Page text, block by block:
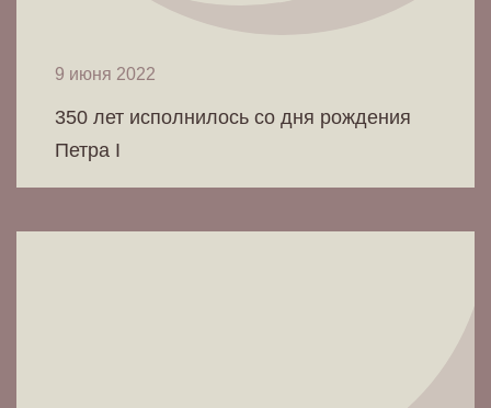
9 июня 2022
350 лет исполнилось со дня рождения
Петра I